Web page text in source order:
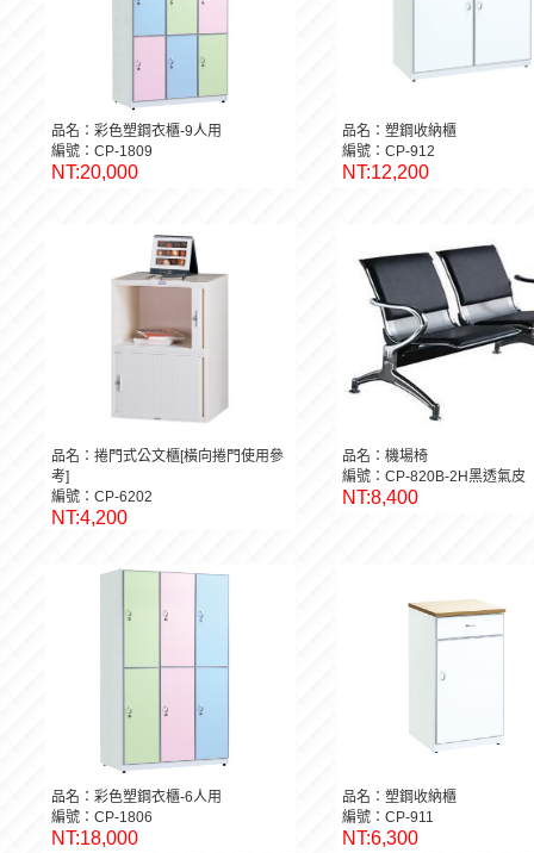
品名：彩色塑鋼衣櫃-9人用
編號：CP-1809
NT:20,000
品名：塑鋼收納櫃
編號：CP-912
NT:12,200
品名：捲門式公文櫃[橫向捲門使用參
考]
編號：CP-6202
NT:4,200
品名：機場椅
編號：CP-820B-2H黑透氣皮
NT:8,400
品名：彩色塑鋼衣櫃-6人用
編號：CP-1806
NT:18,000
品名：塑鋼收納櫃
編號：CP-911
NT:6,300